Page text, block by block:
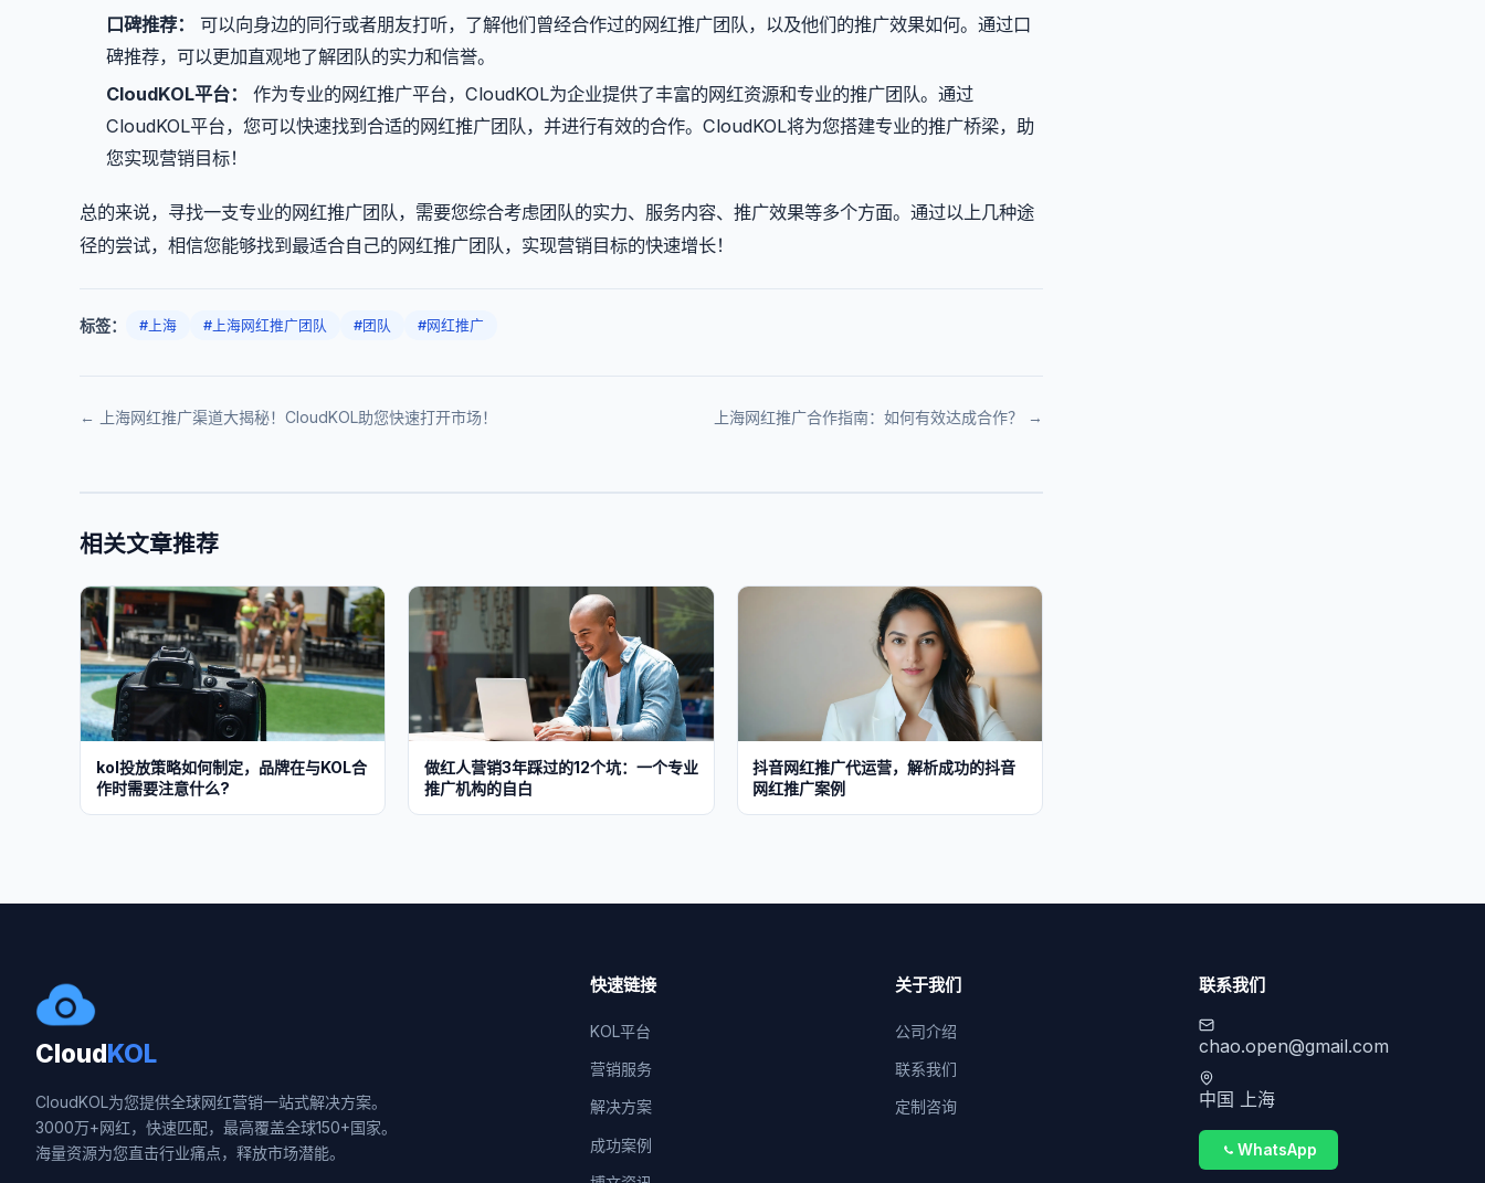
口碑推荐：
可以向身边的同行或者朋友打听，了解他们曾经合作过的网红推广团队，以及他们的推广效果如何。通过口
碑推荐，可以更加直观地了解团队的实力和信誉。
CloudKOL平台：
作为专业的网红推广平台，CloudKOL为企业提供了丰富的网红资源和专业的推广团队。通过
CloudKOL平台，您可以快速找到合适的网红推广团队，并进行有效的合作。CloudKOL将为您搭建专业的推广桥梁，助
您实现营销目标！
总的来说，寻找一支专业的网红推广团队，需要您综合考虑团队的实力、服务内容、推广效果等多个方面。通过以上几种途
径的尝试，相信您能够找到最适合自己的网红推广团队，实现营销目标的快速增长！
标签： #上海 #上海网红推广团队 #团队 #网红推广
← 上海网红推广渠道大揭秘！CloudKOL助您快速打开市场！ 上海网红推广合作指南：如何有效达成合作？ →
相关文章推荐
kol投放策略如何制定，品牌在与KOL合
作时需要注意什么?
做红人营销3年踩过的12个坑：一个专业
推广机构的自白
抖音网红推广代运营，解析成功的抖音
网红推广案例
CloudKOL
CloudKOL为您提供全球网红营销一站式解决方案。
3000万+网红，快速匹配，最高覆盖全球150+国家。
海量资源为您直击行业痛点，释放市场潜能。
快速链接
KOL平台
营销服务
解决方案
成功案例
关于我们
公司介绍
联系我们
定制咨询
联系我们
chao.open@gmail.com
中国 上海
WhatsApp